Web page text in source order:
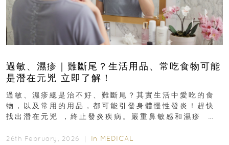
過敏、濕疹｜難斷尾？生活用品、常吃食物可能
是潛在元兇 立即了解！
過敏、濕疹總是治不好、難斷尾？其實生活中愛吃的食
物，以及常用的用品，都可能引發身體慢性發炎！趕快
找出潛在元兇 ，終止發炎疾病。嚴重鼻敏感和濕疹 生
26th February, 2026 ｜ In MEDICAL